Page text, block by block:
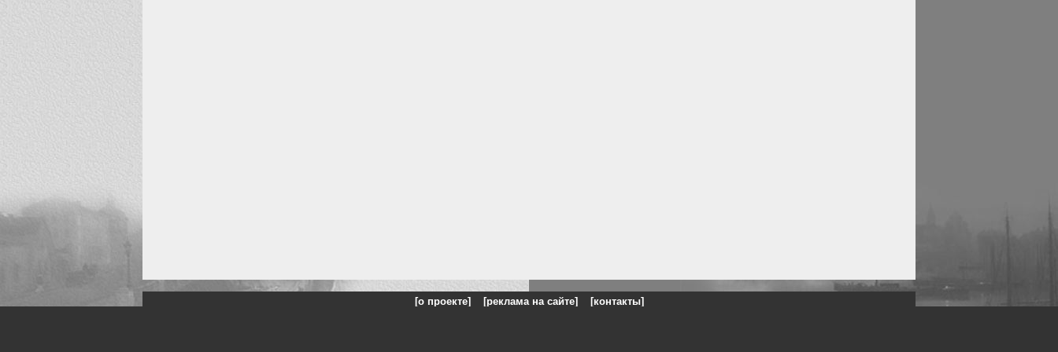
[о проекте] [реклама на сайте] [контакты]